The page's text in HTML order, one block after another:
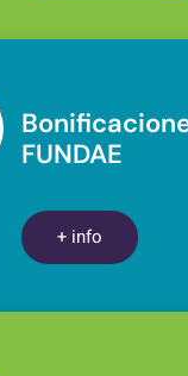
FUNDAE
+ info